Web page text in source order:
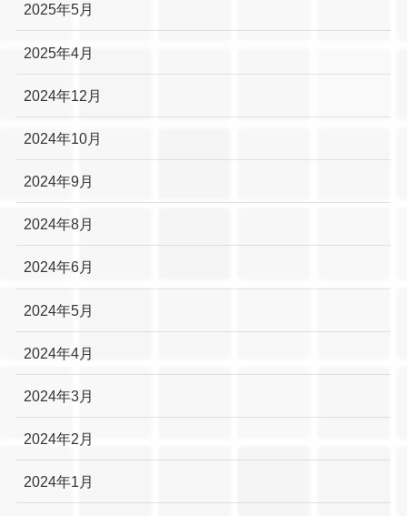
2025年5月
2025年4月
2024年12月
2024年10月
2024年9月
2024年8月
2024年6月
2024年5月
2024年4月
2024年3月
2024年2月
2024年1月